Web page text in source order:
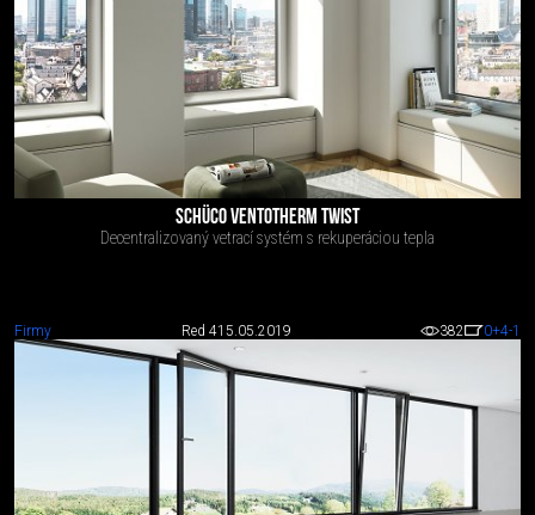
SCHÜCO VENTOTHERM TWIST
Decentralizovaný vetrací systém s rekuperáciou tepla
Firmy Red 415.05.2019 382 0+4-1